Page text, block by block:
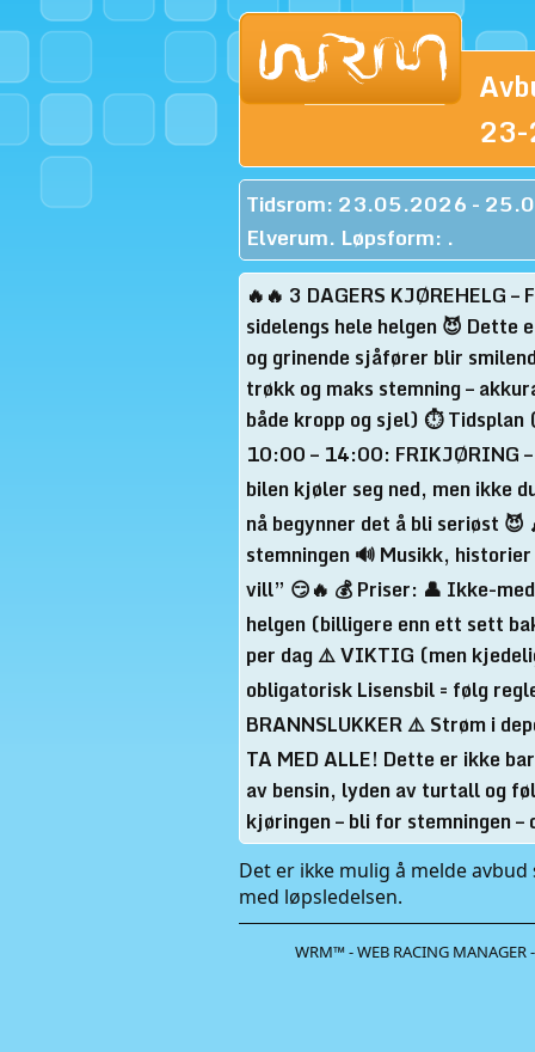
Tidsrom: 23.05.2026 -
Elverum. Løpsform: .
🔥🔥 3 DAGERS KJØREHELG –
sidelengs hele helgen 😈
og grinende sjåfører blir
trøkk og maks stemning –
både kropp og sjel) ⏱️
10:00 – 14:00: FRIKJØRING –
bilen kjøler seg ned, men ikke
nå begynner det å bli seriøst
stemningen 🔊 Musikk,
vill” 😏🔥 💰 Priser: 👤 Ikke-
helgen (billigere enn ett sett
per dag ⚠️ VIKTIG (men
obligatorisk Lisensbil = følg
BRANNSLUKKER ⚠️ Strøm i
TA MED ALLE! Dette er ikke
av bensin, lyden av turtall og
kjøringen – bli for stemningen
Det er ikke mulig å melde
med løpsledelsen.
WRM™ - WEB RACING MANAGER